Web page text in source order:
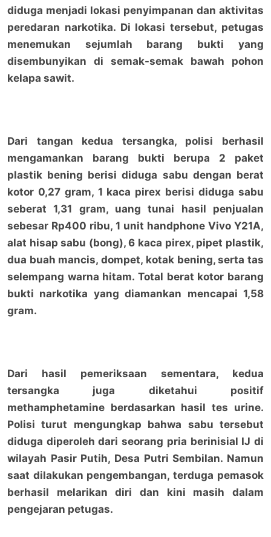
diduga menjadi lokasi penyimpanan dan aktivitas
peredaran narkotika. Di lokasi tersebut, petugas
menemukan sejumlah barang bukti yang
disembunyikan di semak-semak bawah pohon
kelapa sawit.
Dari tangan kedua tersangka, polisi berhasil
mengamankan barang bukti berupa 2 paket
plastik bening berisi diduga sabu dengan berat
kotor 0,27 gram, 1 kaca pirex berisi diduga sabu
seberat 1,31 gram, uang tunai hasil penjualan
sebesar Rp400 ribu, 1 unit handphone Vivo Y21A,
alat hisap sabu (bong), 6 kaca pirex, pipet plastik,
dua buah mancis, dompet, kotak bening, serta tas
selempang warna hitam. Total berat kotor barang
bukti narkotika yang diamankan mencapai 1,58
gram.
Dari hasil pemeriksaan sementara, kedua
tersangka juga diketahui positif
methamphetamine berdasarkan hasil tes urine.
Polisi turut mengungkap bahwa sabu tersebut
diduga diperoleh dari seorang pria berinisial IJ di
wilayah Pasir Putih, Desa Putri Sembilan. Namun
saat dilakukan pengembangan, terduga pemasok
berhasil melarikan diri dan kini masih dalam
pengejaran petugas.